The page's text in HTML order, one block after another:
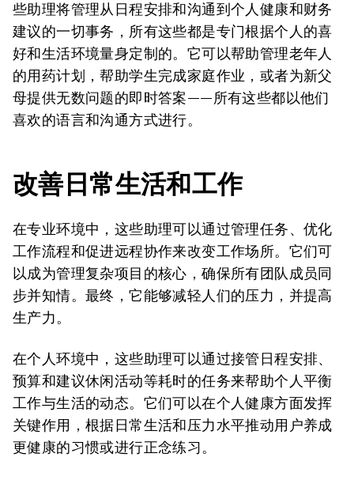
些助理将管理从日程安排和沟通到个人健康和财务
建议的一切事务，所有这些都是专门根据个人的喜
好和生活环境量身定制的。它可以帮助管理老年人
的用药计划，帮助学生完成家庭作业，或者为新父
母提供无数问题的即时答案——所有这些都以他们
喜欢的语言和沟通方式进行。
改善日常生活和工作
在专业环境中，这些助理可以通过管理任务、优化
工作流程和促进远程协作来改变工作场所。它们可
以成为管理复杂项目的核心，确保所有团队成员同
步并知情。最终，它能够减轻人们的压力，并提高
生产力。
在个人环境中，这些助理可以通过接管日程安排、
预算和建议休闲活动等耗时的任务来帮助个人平衡
工作与生活的动态。它们可以在个人健康方面发挥
关键作用，根据日常生活和压力水平推动用户养成
更健康的习惯或进行正念练习。